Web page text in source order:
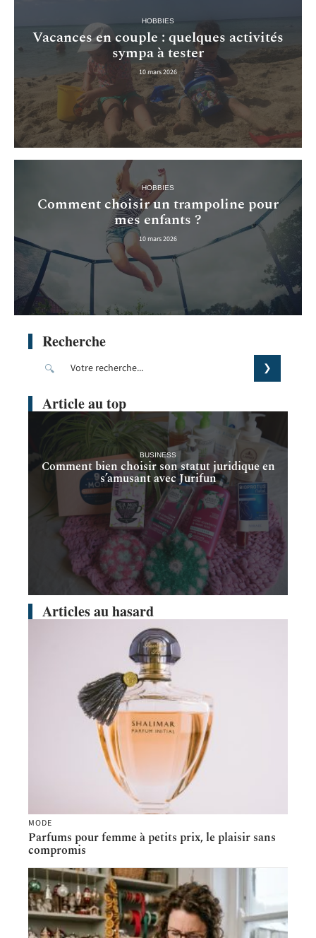
HOBBIES
Vacances en couple : quelques activités
sympa à tester
10 mars 2026
HOBBIES
Comment choisir un trampoline pour
mes enfants ?
10 mars 2026
Recherche
Article au top
BUSINESS
Comment bien choisir son statut juridique en
s’amusant avec Jurifun
Articles au hasard
MODE
Parfums pour femme à petits prix, le plaisir sans
compromis